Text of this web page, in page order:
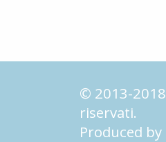
© 2013-2018
riservati.
Produced by